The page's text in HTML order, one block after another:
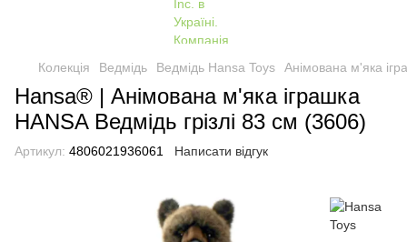
Колекція Ведмідь Ведмідь Hansa Toys Анімована м'яка
Hansa® | Анімована м'яка іграшка
HANSA Ведмідь грізлі 83 см (3606)
Артикул: 4806021936061 Написати відгук